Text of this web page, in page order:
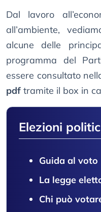
Dal lavoro
all’ambiente,
alcune delle
programma del
essere consultato
pdf tramite il box in
Elezioni
Guida al voto
La legge
Chi può